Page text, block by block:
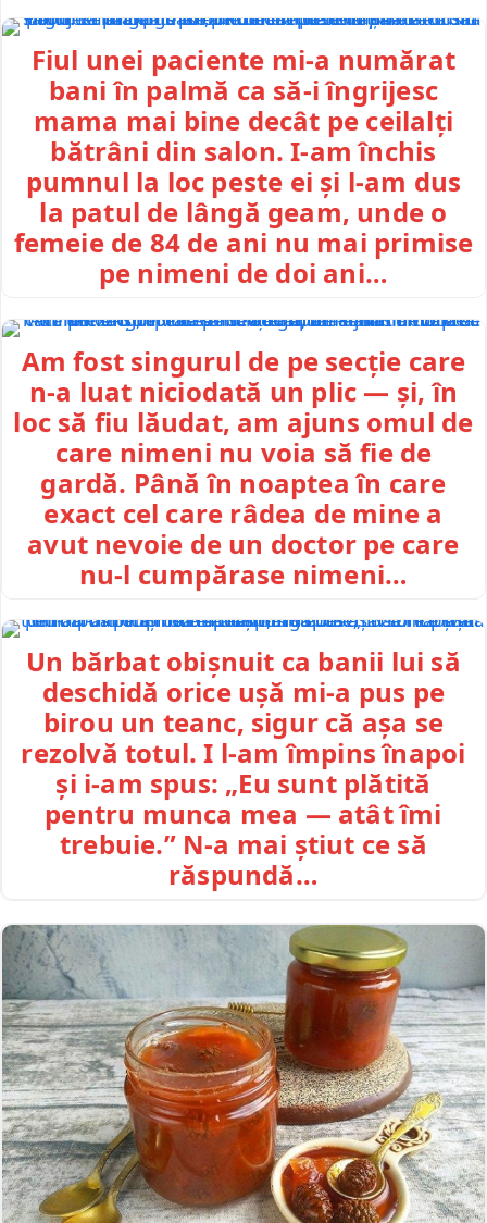
Fiul unei paciente mi-a numărat
bani în palmă ca să-i îngrijesc
mama mai bine decât pe ceilalți
bătrâni din salon. I-am închis
pumnul la loc peste ei și l-am dus
la patul de lângă geam, unde o
femeie de 84 de ani nu mai primise
pe nimeni de doi ani…
Am fost singurul de pe secție care
n-a luat niciodată un plic — și, în
loc să fiu lăudat, am ajuns omul de
care nimeni nu voia să fie de
gardă. Până în noaptea în care
exact cel care râdea de mine a
avut nevoie de un doctor pe care
nu-l cumpărase nimeni…
Un bărbat obișnuit ca banii lui să
deschidă orice ușă mi-a pus pe
birou un teanc, sigur că așa se
rezolvă totul. I l-am împins înapoi
și i-am spus: „Eu sunt plătită
pentru munca mea — atât îmi
trebuie.” N-a mai știut ce să
răspundă…